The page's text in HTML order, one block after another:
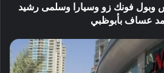
وبول فونك زو وسيارا وسلمى رشيد
عساف بأبوظبي